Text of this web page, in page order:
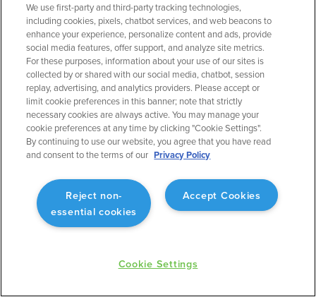
Planejamento de Voo
March 2023
Filtros rápidos para mapas aeronáuticos
Personalize o mapa aeronáutico de acordo com o
que você deseja ver.
Planejamento de Voo
Melhor alinhamento com sua ferramenta de
We use first-party and third-party tracking technologies,
including cookies, pixels, chatbot services, and web beacons to
enhance your experience, personalize content and ads, provide
social media features, offer support, and analyze site metrics.
For these purposes, information about your use of our sites is
collected by or shared with our social media, chatbot, session
replay, advertising, and analytics providers. Please accept or
limit cookie preferences in this banner; note that strictly
necessary cookies are always active. You may manage your
cookie preferences at any time by clicking "Cookie Settings".
By continuing to use our website, you agree that you have read
and consent to the terms of our Privacy Policy
Accept Cookies
Reject non-
essential cookies
Cookie Settings